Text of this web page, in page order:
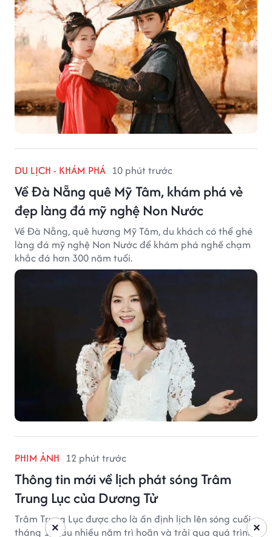
DU LỊCH - KHÁM PHÁ 10 phút trước
Về Đà Nẵng quê Mỹ Tâm, khám phá vẻ
đẹp làng đá mỹ nghệ Non Nước
Về Đà Nẵng, quê hương Mỹ Tâm, du khách có thể ghé
làng đá mỹ nghệ Non Nước để khám phá nghề chạm
khắc đá hơn 300 năm tuổi.
PHIM ẢNH 12 phút trước
Thông tin mới về lịch phát sóng Trâm
Trung Lục của Dương Tử
Trâm Trung Lục được cho là ấn định lịch lên sóng cuối
tháng 10 sau nhiều năm trì hoãn và trải qua quá trình×
×